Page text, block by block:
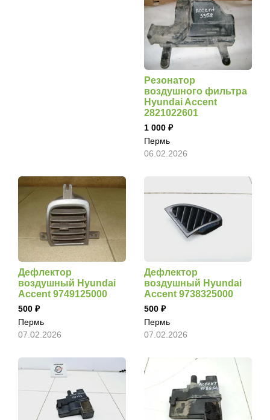
Резонатор
воздушного фильтра
Hyundai Accent
2821022601
1 000
Пермь
06.02.2026
Дефлектор
воздушный Hyundai
Accent 9749125000
500
Пермь
07.02.2026
Дефлектор
воздушный Hyundai
Accent 9738325000
500
Пермь
07.02.2026